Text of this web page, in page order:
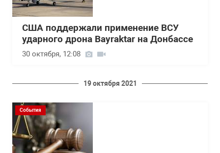
США поддержали применение ВСУ
ударного дрона Bayraktar на Донбассе
30 октября, 12:08
19 октября 2021
События